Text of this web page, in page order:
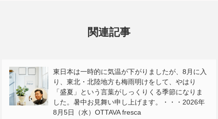
関連記事
東日本は一時的に気温が下がりましたが、8月に入
り、東北・北陸地方も梅雨明けをして、やはり
「盛夏」という言葉がしっくりくる季節になりま
した。暑中お見舞い申し上げます。・・・2026年
8月5日（水）OTTAVA fresca